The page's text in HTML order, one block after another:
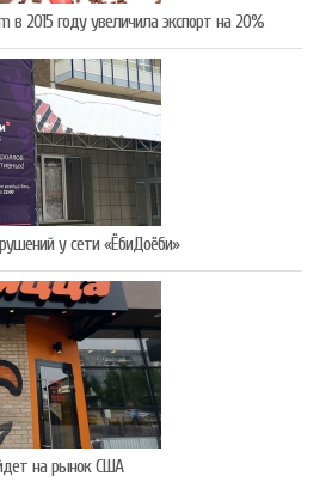
в 2015 году увеличила экспорт на 20%
у сети «ЁбиДоёби»
на рынок США